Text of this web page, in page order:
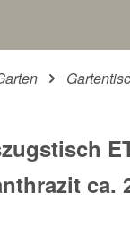
ca.